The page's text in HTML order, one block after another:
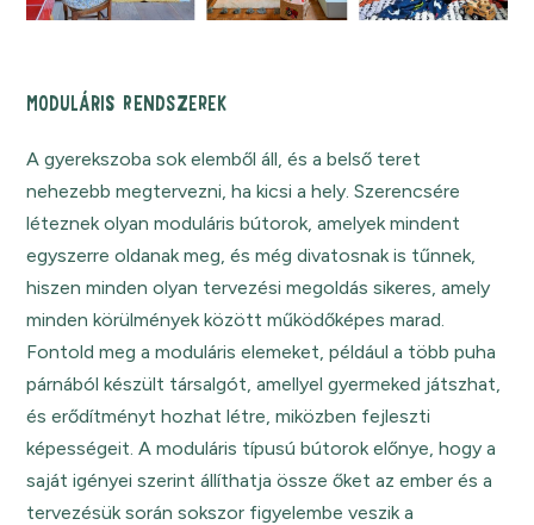
MODULÁRIS RENDSZEREK
A gyerekszoba sok elemből áll, és a belső teret
nehezebb megtervezni, ha kicsi a hely. Szerencsére
léteznek olyan moduláris bútorok, amelyek mindent
egyszerre oldanak meg, és még divatosnak is tűnnek,
hiszen minden olyan tervezési megoldás sikeres, amely
minden körülmények között működőképes marad.
Fontold meg a moduláris elemeket, például a több puha
párnából készült társalgót, amellyel gyermeked játszhat,
és erődítményt hozhat létre, miközben fejleszti
képességeit. A moduláris típusú bútorok előnye, hogy a
saját igényei szerint állíthatja össze őket az ember és a
tervezésük során sokszor figyelembe veszik a